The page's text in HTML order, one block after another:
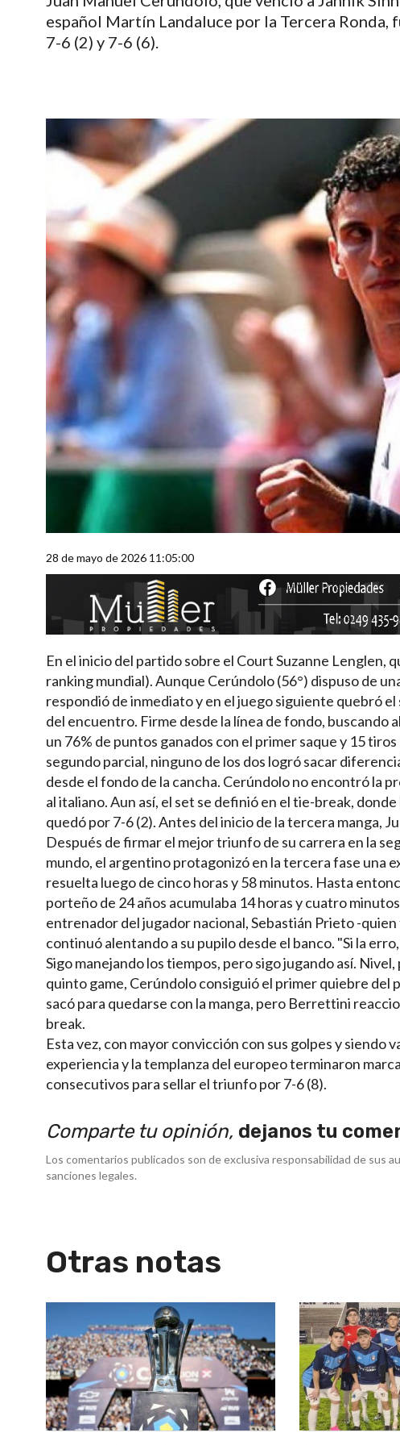
español Martín Landaluce por la Tercera
7-6 (2) y 7-6 (6).
28 de mayo de 2026 11:05:00
En el inicio del partido sobre el Court Suzanne
ranking mundial). Aunque Cerúndolo (56°) dispuso de
respondió de inmediato y en el juego siguiente quebró
del encuentro. Firme desde la línea de fondo, buscando
un 76% de puntos ganados con el primer saque y 15
segundo parcial, ninguno de los dos logró sacar
desde el fondo de la cancha. Cerúndolo no encontró la
al italiano. Aun así, el set se definió en el tie-break,
quedó por 7-6 (2). Antes del inicio de la tercera manga,
Después de firmar el mejor triunfo de su carrera en la
mundo, el argentino protagonizó en la tercera fase una
resuelta luego de cinco horas y 58 minutos. Hasta
porteño de 24 años acumulaba 14 horas y cuatro
entrenador del jugador nacional, Sebastián Prieto -
continuó alentando a su pupilo desde el banco. "Si la
Sigo manejando los tiempos, pero sigo jugando así.
quinto game, Cerúndolo consiguió el primer quiebre
sacó para quedarse con la manga, pero Berrettini
break.
Esta vez, con mayor convicción con sus golpes y siendo
experiencia y la templanza del europeo terminaron
consecutivos para sellar el triunfo por 7-6 (8).
Comparte tu opinión, dejanos tu
Los comentarios publicados son de exclusiva responsabilidad de sus
sanciones legales.
Otras notas